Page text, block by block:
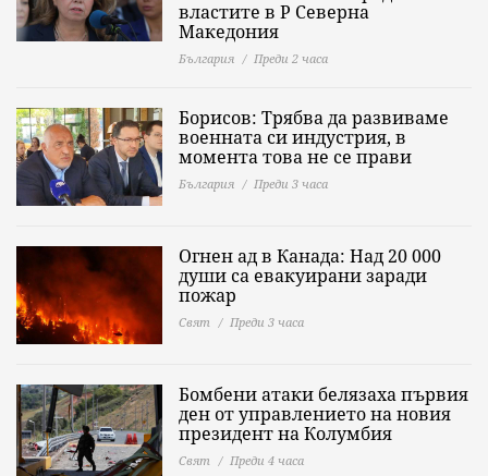
властите в Р Северна
Македония
България Преди 2 часа
Борисов: Трябва да развиваме
военната си индустрия, в
момента това не се прави
България Преди 3 часа
Огнен ад в Канада: Над 20 000
души са евакуирани заради
пожар
Свят Преди 3 часа
Бомбени атаки белязаха първия
ден от управлението на новия
президент на Колумбия
Свят Преди 4 часа